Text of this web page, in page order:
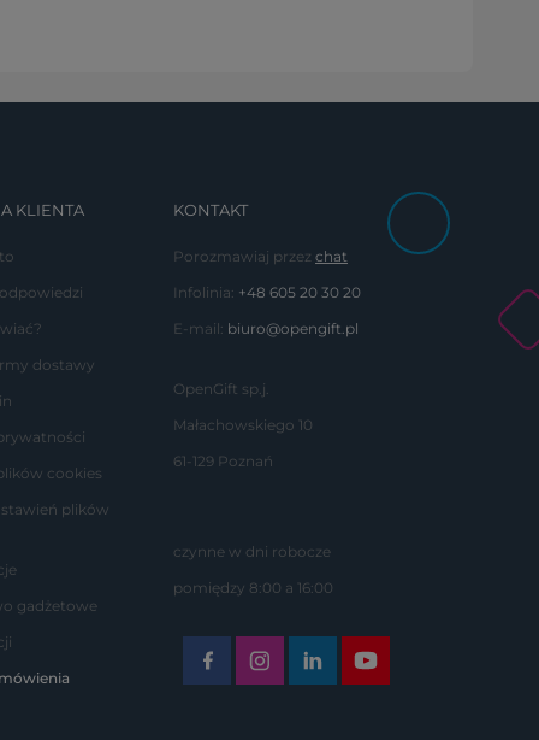
KLIENTA
dostawy
cookies
plików
gadżetowe
KONTAKT
Porozmawiaj przezchat
Infolinia: +48 605 20 30 20
E-mail: biuro@opengift.pl
OpenGift sp.j.
Małachowskiego 10
61-129 Poznań
czynne w dni robocze
pomiędzy 8:00 a 16:00